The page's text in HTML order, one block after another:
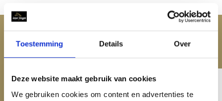
Toestemming Details Over
Deze website maakt gebruik van cookies
We gebruiken cookies om content en advertenties te
ACCESSOIRES
Maak je aankoop compleet